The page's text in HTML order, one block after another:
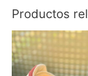
Productos